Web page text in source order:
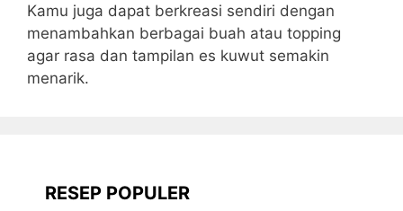
Kamu juga dapat berkreasi sendiri dengan
menambahkan berbagai buah atau topping
agar rasa dan tampilan es kuwut semakin
menarik.
RESEP POPULER